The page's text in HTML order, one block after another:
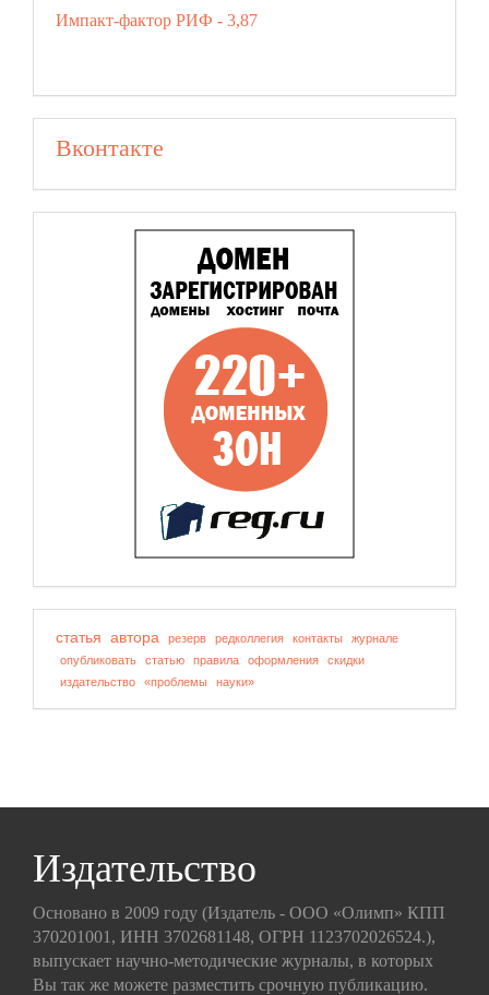
Импакт-фактор РИФ - 3,87
Вконтакте
статья автора резерв редколлегия контакты
журнале
опубликовать
статью правила оформления
скидки
издательство
«проблемы науки»
Издательство
Основано в 2009 году (Издатель - ООО «Олимп» КПП
370201001, ИНН 3702681148, ОГРН 1123702026524.),
выпускает научно-методические журналы, в которых
Вы так же можете разместить срочную публикацию.